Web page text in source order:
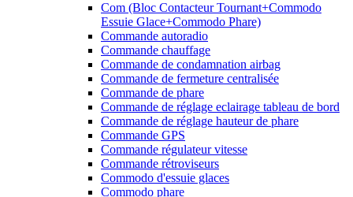
Com (Bloc Contacteur Tournant+Commodo
Essuie Glace+Commodo Phare)
Commande autoradio
Commande chauffage
Commande de condamnation airbag
Commande de fermeture centralisée
Commande de phare
Commande de réglage eclairage tableau de bord
Commande de réglage hauteur de phare
Commande GPS
Commande régulateur vitesse
Commande rétroviseurs
Commodo d'essuie glaces
Commodo phare